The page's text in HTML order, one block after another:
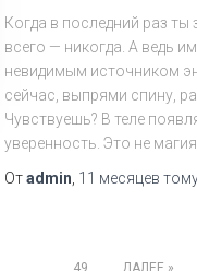
Когда в последний раз
всего — никогда. А ведь
невидимым источником
сейчас, выпрями спину,
Чувствуешь? В теле
уверенность. Это не
Отadmin 11 месяцев
… 49 ДАЛЕЕ